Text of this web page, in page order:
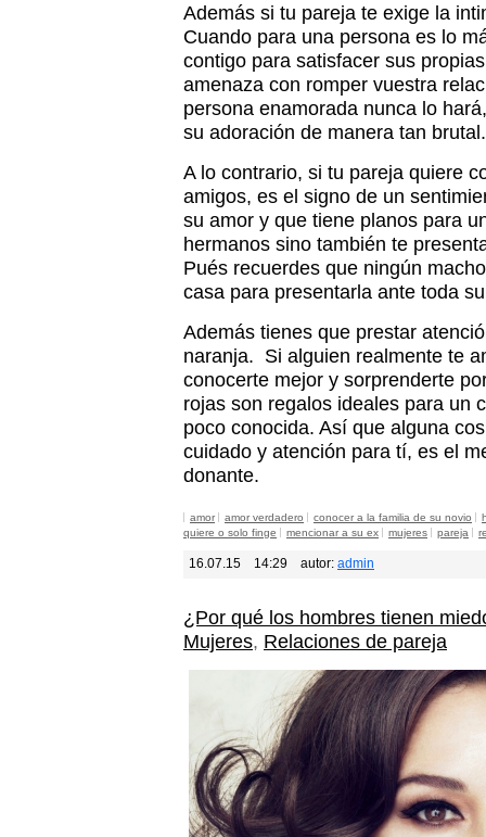
Además si tu pareja te exige la
Cuando para una persona es lo
contigo para satisfacer sus
amenaza con romper vuestra
persona enamorada nunca lo
su adoración de manera tan brutal.
A lo contrario, si tu pareja quiere
amigos, es el signo de un
su amor y que tiene planos para
hermanos sino también te
Pués recuerdes que ningún
casa para presentarla ante toda
Además tienes que prestar
naranja. Si alguien realmente te
conocerte mejor y sorprenderte
rojas son regalos ideales para un
poco conocida. Así que alguna
cuidado y atención para tí, es el
donante.
amor amor verdadero conocer a la familia de su novio
quiere o solo finge
mencionar a su ex mujeres pareja
16.07.15 14:29 autor: admin
¿Por qué los hombres tienen
Mujeres, Relaciones de pareja